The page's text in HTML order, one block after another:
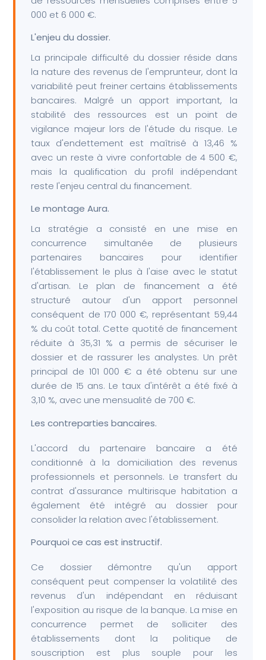
000 et 6 000 €.
L'enjeu du dossier.
La principale difficulté du dossier réside dans
la nature des revenus de l'emprunteur, dont la
variabilité peut freiner certains établissements
bancaires. Malgré un apport important, la
stabilité des ressources est un point de
vigilance majeur lors de l'étude du risque. Le
taux d'endettement est maîtrisé à 13,46 %
avec un reste à vivre confortable de 4 500 €,
mais la qualification du profil indépendant
reste l'enjeu central du financement.
Le montage Aura.
La stratégie a consisté en une mise en
concurrence simultanée de plusieurs
partenaires bancaires pour identifier
l'établissement le plus à l'aise avec le statut
d'artisan. Le plan de financement a été
structuré autour d'un apport personnel
conséquent de 170 000 €, représentant 59,44
% du coût total. Cette quotité de financement
réduite à 35,31 % a permis de sécuriser le
dossier et de rassurer les analystes. Un prêt
principal de 101 000 € a été obtenu sur une
durée de 15 ans. Le taux d'intérêt a été fixé à
3,10 %, avec une mensualité de 700 €.
Les contreparties bancaires.
L'accord du partenaire bancaire a été
conditionné à la domiciliation des revenus
professionnels et personnels. Le transfert du
contrat d'assurance multirisque habitation a
également été intégré au dossier pour
consolider la relation avec l'établissement.
Pourquoi ce cas est instructif.
Ce dossier démontre qu'un apport
conséquent peut compenser la volatilité des
revenus d'un indépendant en réduisant
l'exposition au risque de la banque. La mise en
concurrence permet de solliciter des
établissements dont la politique de
souscription est plus souple pour les